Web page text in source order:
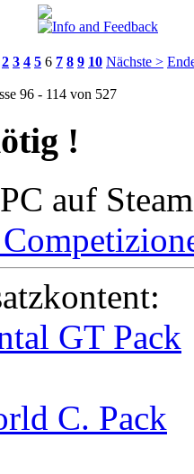
2 3 4 5 6 7 8 9 10 Nächste >
96 - 114 von 527
!
auf
GT Pack
C. Pack